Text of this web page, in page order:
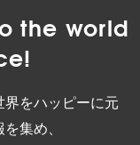
the world
界をハッピーに元
集め、